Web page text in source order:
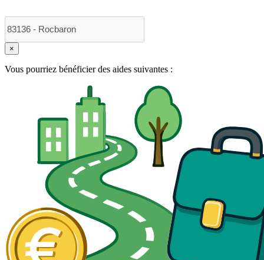
×
Vous pourriez bénéficier des aides suivantes :